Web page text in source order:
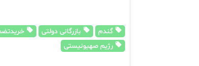
گندم بازرگانی دولتی
رژیم صهیونیستی